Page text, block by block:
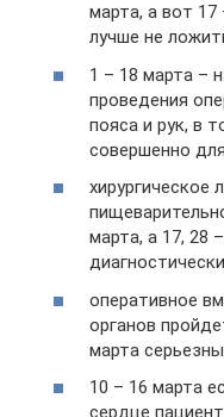
марта, а вот
лучше не
1 – 18 марта –
проведения
пояса и рук, в
совершенно
хирургическое
марта, а 17, 28
оперативное
органов
марта
10 – 16 марта
сердце